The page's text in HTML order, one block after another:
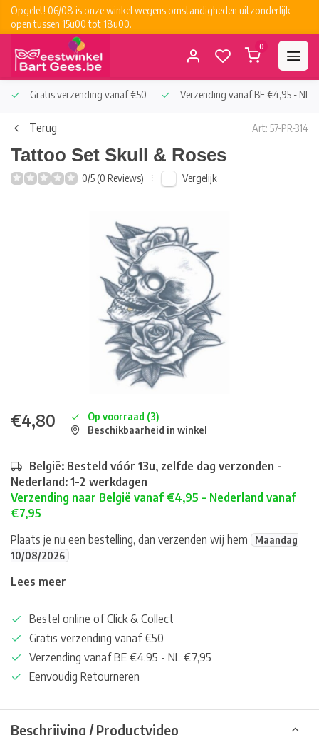
Opgelet! 06/08 is onze winkel wegens omstandigheden uitzonderlijk
open tussen 15u00 tot 18u00.
0
Gratis verzending vanaf €50 Verzending vanaf BE €4,95 - NL
Terug Art: 57-PR-314
Tattoo Set Skull & Roses
0/5 (0 Reviews) Vergelijk
€4,80
Op voorraad (3)
Beschikbaarheid in winkel
België: Besteld vóór 13u, zelfde dag verzonden -
Nederland: 1-2 werkdagen
Verzending naar België vanaf €4,95 - Nederland vanaf
€7,95
Plaats je nu een bestelling, dan verzenden wij hem
Maandag
10/08/2026
Lees meer
Bestel online of Click & Collect
Gratis verzending vanaf €50
Verzending vanaf BE €4,95 - NL €7,95
Eenvoudig Retourneren
Beschrijving / Productvideo